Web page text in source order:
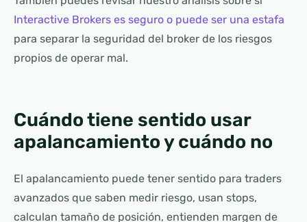
Interactive Brokers es seguro o puede ser una estafa
para separar la seguridad del broker de los riesgos
propios de operar mal.
Cuándo tiene sentido usar
apalancamiento y cuándo no
El apalancamiento puede tener sentido para traders
avanzados que saben medir riesgo, usan stops,
calculan tamaño de posición, entienden margen de